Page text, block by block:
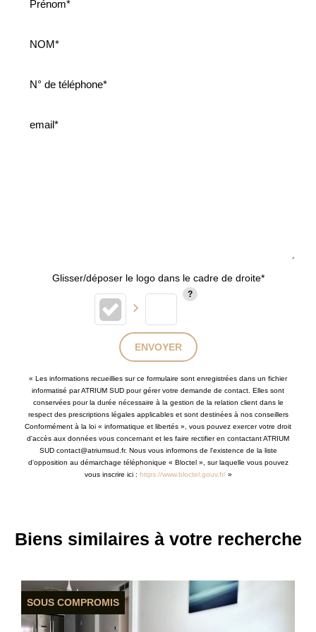
Glisser/déposer le logo dans le cadre de droite*
ENVOYER
« Les informations recueillies sur ce formulaire sont enregistrées dans un fichier
informatisé par ATRIUM SUD pour gérer votre demande de contact. Elles sont
conservées pour la durée nécessaire à la gestion de la relation client dans le
respect des prescriptions légales applicables et sont destinées à nos conseillers
Conformément à la loi « informatique et libertés », vous pouvez exercer votre droit
d'accès aux données vous concernant et les faire rectifier en contactant ATRIUM
SUD contact@atriumsud.fr. Nous vous informons de l'existence de la liste
d'opposition au démarchage téléphonique « Bloctel », sur laquelle vous pouvez
vous inscrire ici : https://www.bloctel.gouv.fr/»
Biens similaires à votre recherche